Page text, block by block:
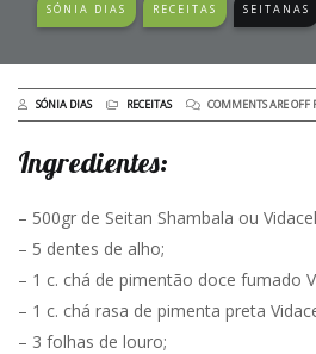
SÓNIA DIAS RECEITAS SEITANAS
SÓNIA DIAS RECEITAS COMMENTS ARE OFF
Ingredientes:
– 500gr de Seitan Shambala ou
– 5 dentes de alho;
– 1 c. chá de pimentão doce fumado
– 1 c. chá rasa de pimenta preta
– 3 folhas de louro;